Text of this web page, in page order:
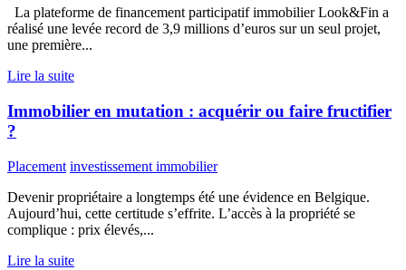
La plateforme de financement participatif immobilier Look&Fin a
réalisé une levée record de 3,9 millions d’euros sur un seul projet,
une première...
Lire la suite
Immobilier en mutation : acquérir ou faire fructifier
?
Placement investissement immobilier
Devenir propriétaire a longtemps été une évidence en Belgique.
Aujourd’hui, cette certitude s’effrite. L’accès à la propriété se
complique : prix élevés,...
Lire la suite